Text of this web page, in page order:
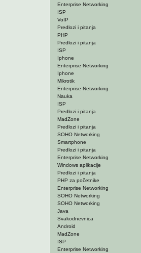
Enterprise Networking
ISP
VoIP
Predlozi i pitanja
PHP
Predlozi i pitanja
ISP
Iphone
Enterprise Networking
Iphone
Mikrotik
Enterprise Networking
Nauka
ISP
Predlozi i pitanja
MadZone
Predlozi i pitanja
SOHO Networking
Smartphone
Predlozi i pitanja
Enterprise Networking
Windows aplikacije
Predlozi i pitanja
PHP za početnike
Enterprise Networking
SOHO Networking
SOHO Networking
Java
Svakodnevnica
Android
MadZone
ISP
Enterprise Networking